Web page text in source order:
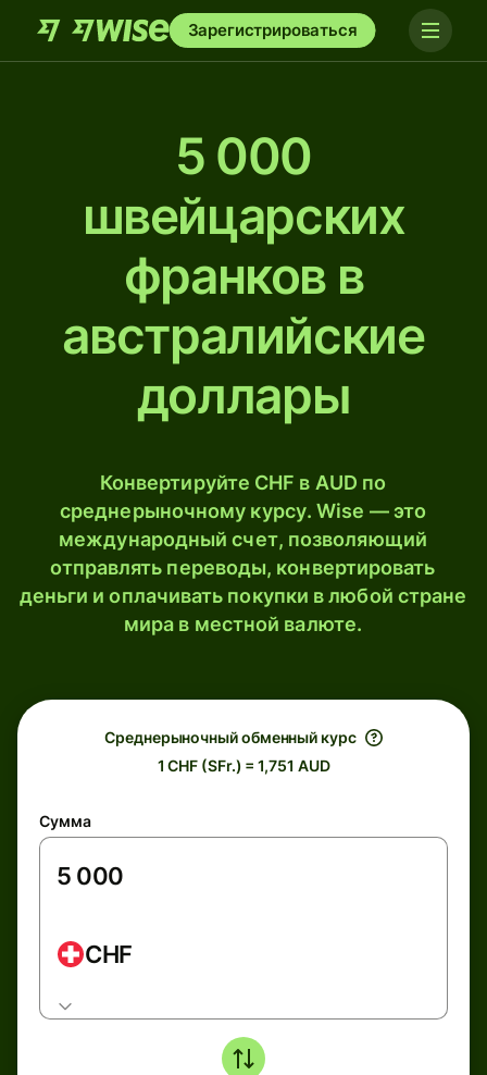
Зарегистрироваться
5 000
швейцарских
франков в
австралийские
доллары
Конвертируйте CHF в AUD по
среднерыночному курсу. Wise — это
международный счет, позволяющий
отправлять переводы, конвертировать
деньги и оплачивать покупки в любой стране
мира в местной валюте.
Среднерыночный обменный курс
1 CHF (SFr.) = 1,751 AUD
Сумма
CHF